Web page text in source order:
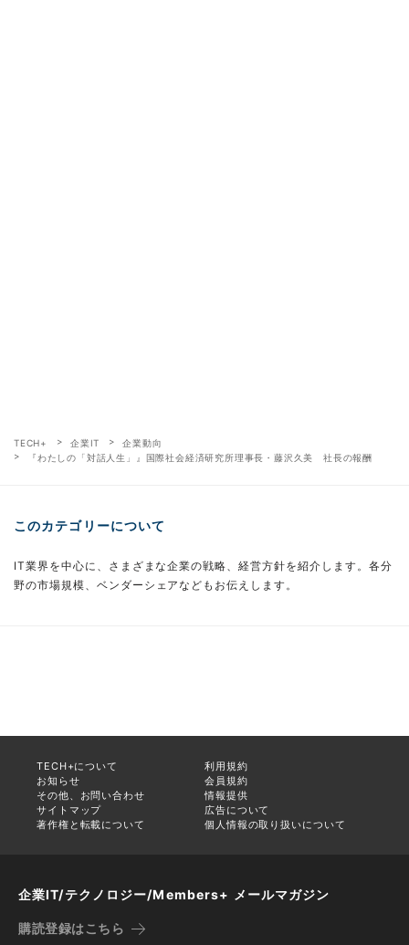
TECH+ 企業IT
企業動向
『わたしの「対話人生」』国際社会経済研究所理事長・藤沢久美 社長の報酬
このカテゴリーについて
IT業界を中心に、さまざまな企業の戦略、経営方針を紹介します。各分
野の市場規模、ベンダーシェアなどもお伝えします。
TECH+について
利用規約
お知らせ
会員規約
その他、お問い合わせ
情報提供
サイトマップ
広告について
著作権と転載について
個人情報の取り扱いについて
企業IT/テクノロジー/Members+ メールマガジン
購読登録はこちら